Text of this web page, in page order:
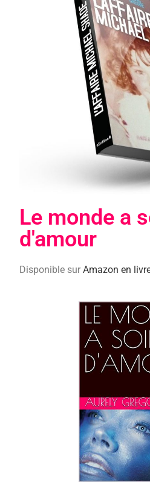
Le monde a
d'amour
Disponible surAmazon en